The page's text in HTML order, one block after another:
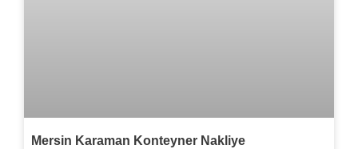
Mersin Karaman Konteyner Nakliye